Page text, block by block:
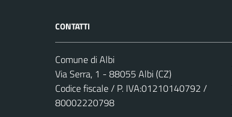
CONTATTI
Comune di Albi
Via Serra, 1 - 88055 Albi (CZ)
Codice fiscale / P. IVA:01210140792 /
80002220798